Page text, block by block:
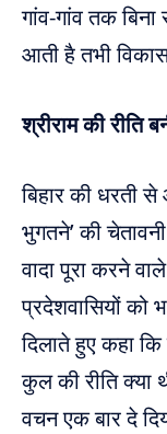
गांव-गांव तक
आती है तभी
श्रीराम की रीति
बिहार की धरती
भुगतने’ की
वादा पूरा करने
प्रदेशवासियों को
दिलाते हुए कहा
कुल की रीति क्या
वचन एक बार दे